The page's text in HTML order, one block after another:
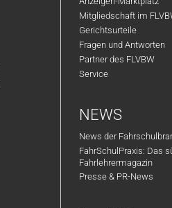
Mitgliedschaft im
Gerichtsurteile
Fragen und Antworten
Partner des FLVBW
Service
NEWS
News der
FahrSchulPraxis: Das
Fahrlehrermagazin
Presse & PR-News